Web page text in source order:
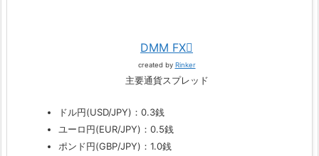
DMM FX
created by Rinker
主要通貨スプレッド
ドル円(USD/JPY)：0.3銭
ユーロ円(EUR/JPY)：0.5銭
ポンド円(GBP/JPY)：1.0銭